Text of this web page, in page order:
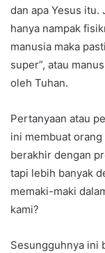
dan apa Yesus itu.
hanya nampak
manusia maka
super”, atau
oleh Tuhan.
Pertanyaan atau
ini membuat
berakhir dengan
tapi lebih banyak
memaki-maki
kami?
Sesungguhnya ini